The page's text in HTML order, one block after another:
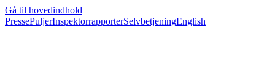
Gå til hovedindhold
PressePuljerInspektorrapporterSelvbetjeningEnglish